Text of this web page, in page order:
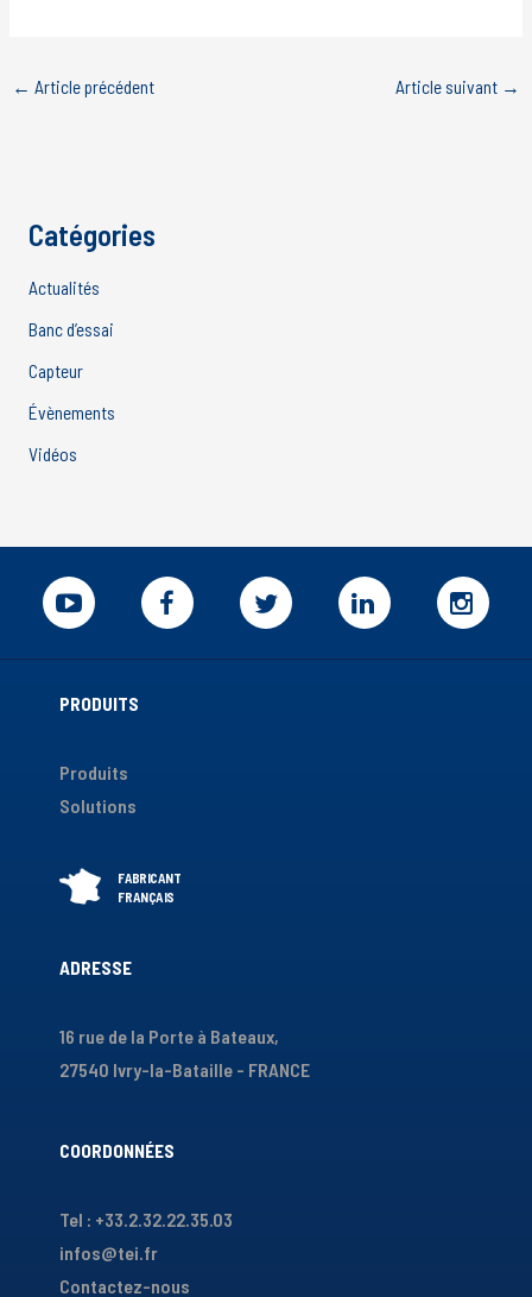
← Article précédent Article suivant →
Catégories
Actualités
Banc d’essai
Capteur
Évènements
Vidéos
PRODUITS
Produits
Solutions
ADRESSE
16 rue de la Porte à Bateaux,
27540 Ivry-la-Bataille - FRANCE
COORDONNÉES
Tel : +33.2.32.22.35.03
infos@tei.fr
Contactez-nous